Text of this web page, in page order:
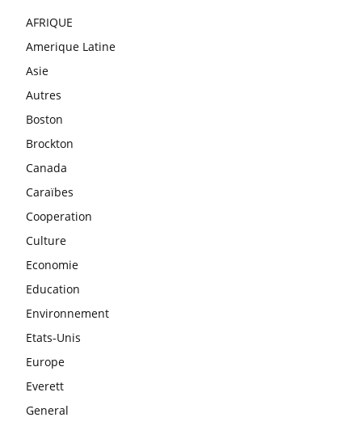
AFRIQUE
Amerique Latine
Asie
Autres
Boston
Brockton
Canada
Caraïbes
Cooperation
Culture
Economie
Education
Environnement
Etats-Unis
Europe
Everett
General